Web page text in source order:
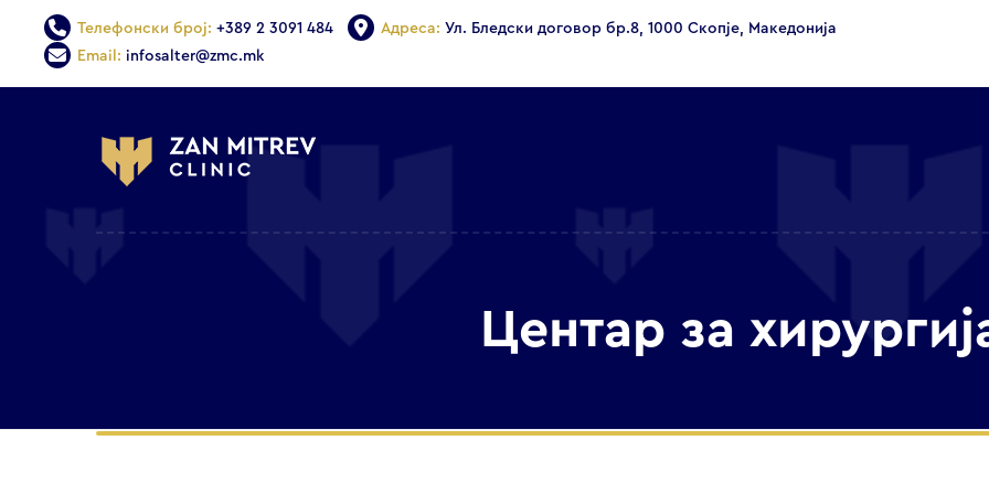
Телефонски број: +389 2 3091 484 Адреса: Ул. Бледски договор бр.8, 1000 Скопје, Македонија
Email: infosalter@zmc.mk
Центар за